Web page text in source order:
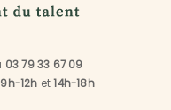
03 79 33 67 09
12h et14h-18h